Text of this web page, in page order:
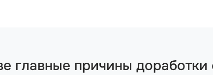
главные причины доработки